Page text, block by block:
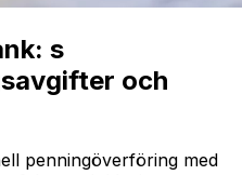
s
och
penningöverföring med